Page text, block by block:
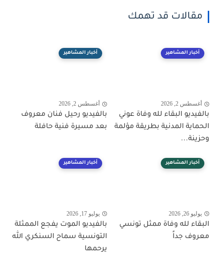
مقالات قد تهمك
أخبار المشاهير
أغسطس 2, 2026
بالفيديو البقاء لله وفاة عوني
الحماية المدنية بطريقة مؤلمة
وحزينة...
أخبار المشاهير
أغسطس 2, 2026
بالفيديو رحيل فنان معروف
بعد مسيرة فنية حافلة
أخبار المشاهير
يوليو 26, 2026
البقاء لله وفاة ممثل تونسي
معروف جداً
أخبار المشاهير
يوليو 17, 2026
بالفيديو الموت يفجع الممثلة
التونسية سماح السنكري الله
يرحمها